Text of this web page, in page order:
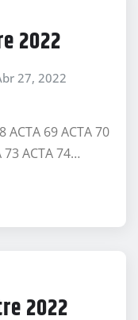
2022
27, 2022
ACTA 69 ACTA 70
73 ACTA 74…
2022